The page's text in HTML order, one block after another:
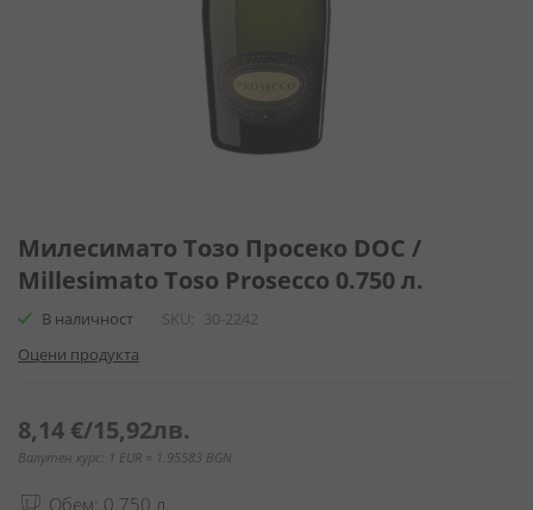
към
началото
на
галерия
снимки
Милесимато Тозо Просеко DOC /
Millesimato Toso Prosecco 0.750 л.
В наличност SKU
30-2242
Оцени продукта
8,14 €/15,92лв.
Валутен курс: 1 EUR = 1.95583 BGN
Обем: 0.750 л.